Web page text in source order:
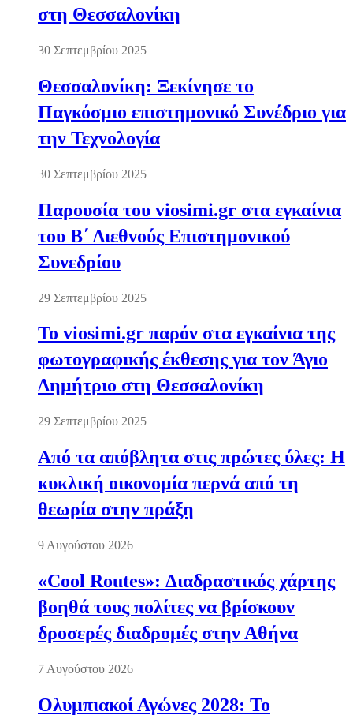
στη Θεσσαλονίκη
30 Σεπτεμβρίου 2025
Θεσσαλονίκη: Ξεκίνησε το
Παγκόσμιο επιστημονικό Συνέδριο για
την Τεχνολογία
30 Σεπτεμβρίου 2025
Παρουσία του viosimi.gr στα εγκαίνια
του Β΄ Διεθνούς Επιστημονικού
Συνεδρίου
29 Σεπτεμβρίου 2025
Το viosimi.gr παρόν στα εγκαίνια της
φωτογραφικής έκθεσης για τον Άγιο
Δημήτριο στη Θεσσαλονίκη
29 Σεπτεμβρίου 2025
Από τα απόβλητα στις πρώτες ύλες: Η
κυκλική οικονομία περνά από τη
θεωρία στην πράξη
9 Αυγούστου 2026
«Cool Routes»: Διαδραστικός χάρτης
βοηθά τους πολίτες να βρίσκουν
δροσερές διαδρομές στην Αθήνα
7 Αυγούστου 2026
Ολυμπιακοί Αγώνες 2028: Το